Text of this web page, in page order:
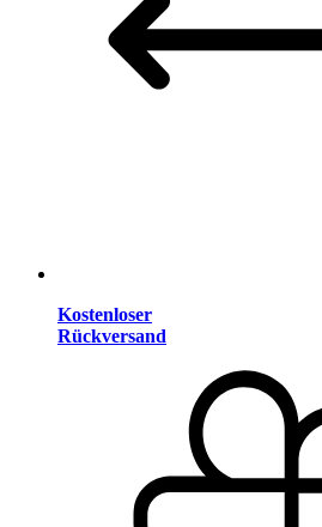
Kostenloser
Rückversand